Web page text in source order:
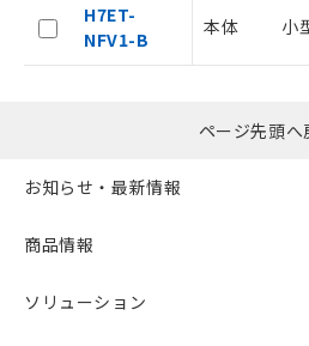
H7ET-
NFV1-B
本体 小
ページ先頭へ
お知らせ・最新情報
商品情報
ソリューション
をご了承ください。
※当社の共同利用者と
指します。